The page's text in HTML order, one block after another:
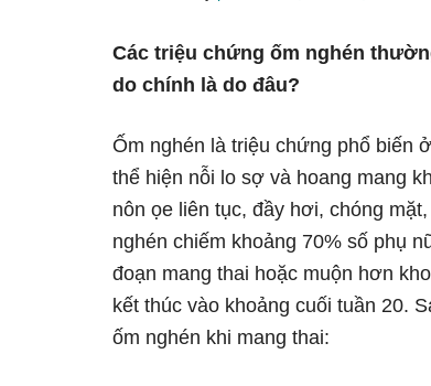
Các triệu chứng ốm nghén
do chính là do đâu?
Ốm nghén là triệu chứng phổ biến
thể hiện nỗi lo sợ và hoang mang
nôn ọe liên tục, đầy hơi, chóng
nghén chiếm khoảng 70% số phụ
đoạn mang thai hoặc muộn hơn
kết thúc vào khoảng cuối tuần 20.
ốm nghén khi mang thai: